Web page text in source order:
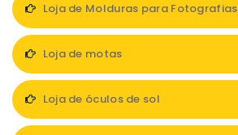
Loja de Molduras para Fotografias
Loja de motas
Loja de óculos de sol